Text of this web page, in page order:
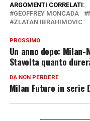
ARGOMENTI CORRELATI:
GEOFFREY MONCADA
ZLATAN IBRAHIMOVIC
PROSSIMO
Un anno dopo:
Stavolta quanto
DA NON PERDERE
Milan Futuro in serie